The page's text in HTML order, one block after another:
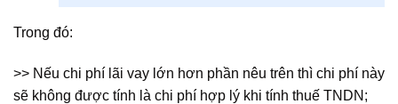
Trong đó:
>> Nếu chi phí lãi vay lớn hơn phần nêu trên thì chi phí này
sẽ không được tính là chi phí hợp lý khi tính thuế TNDN;